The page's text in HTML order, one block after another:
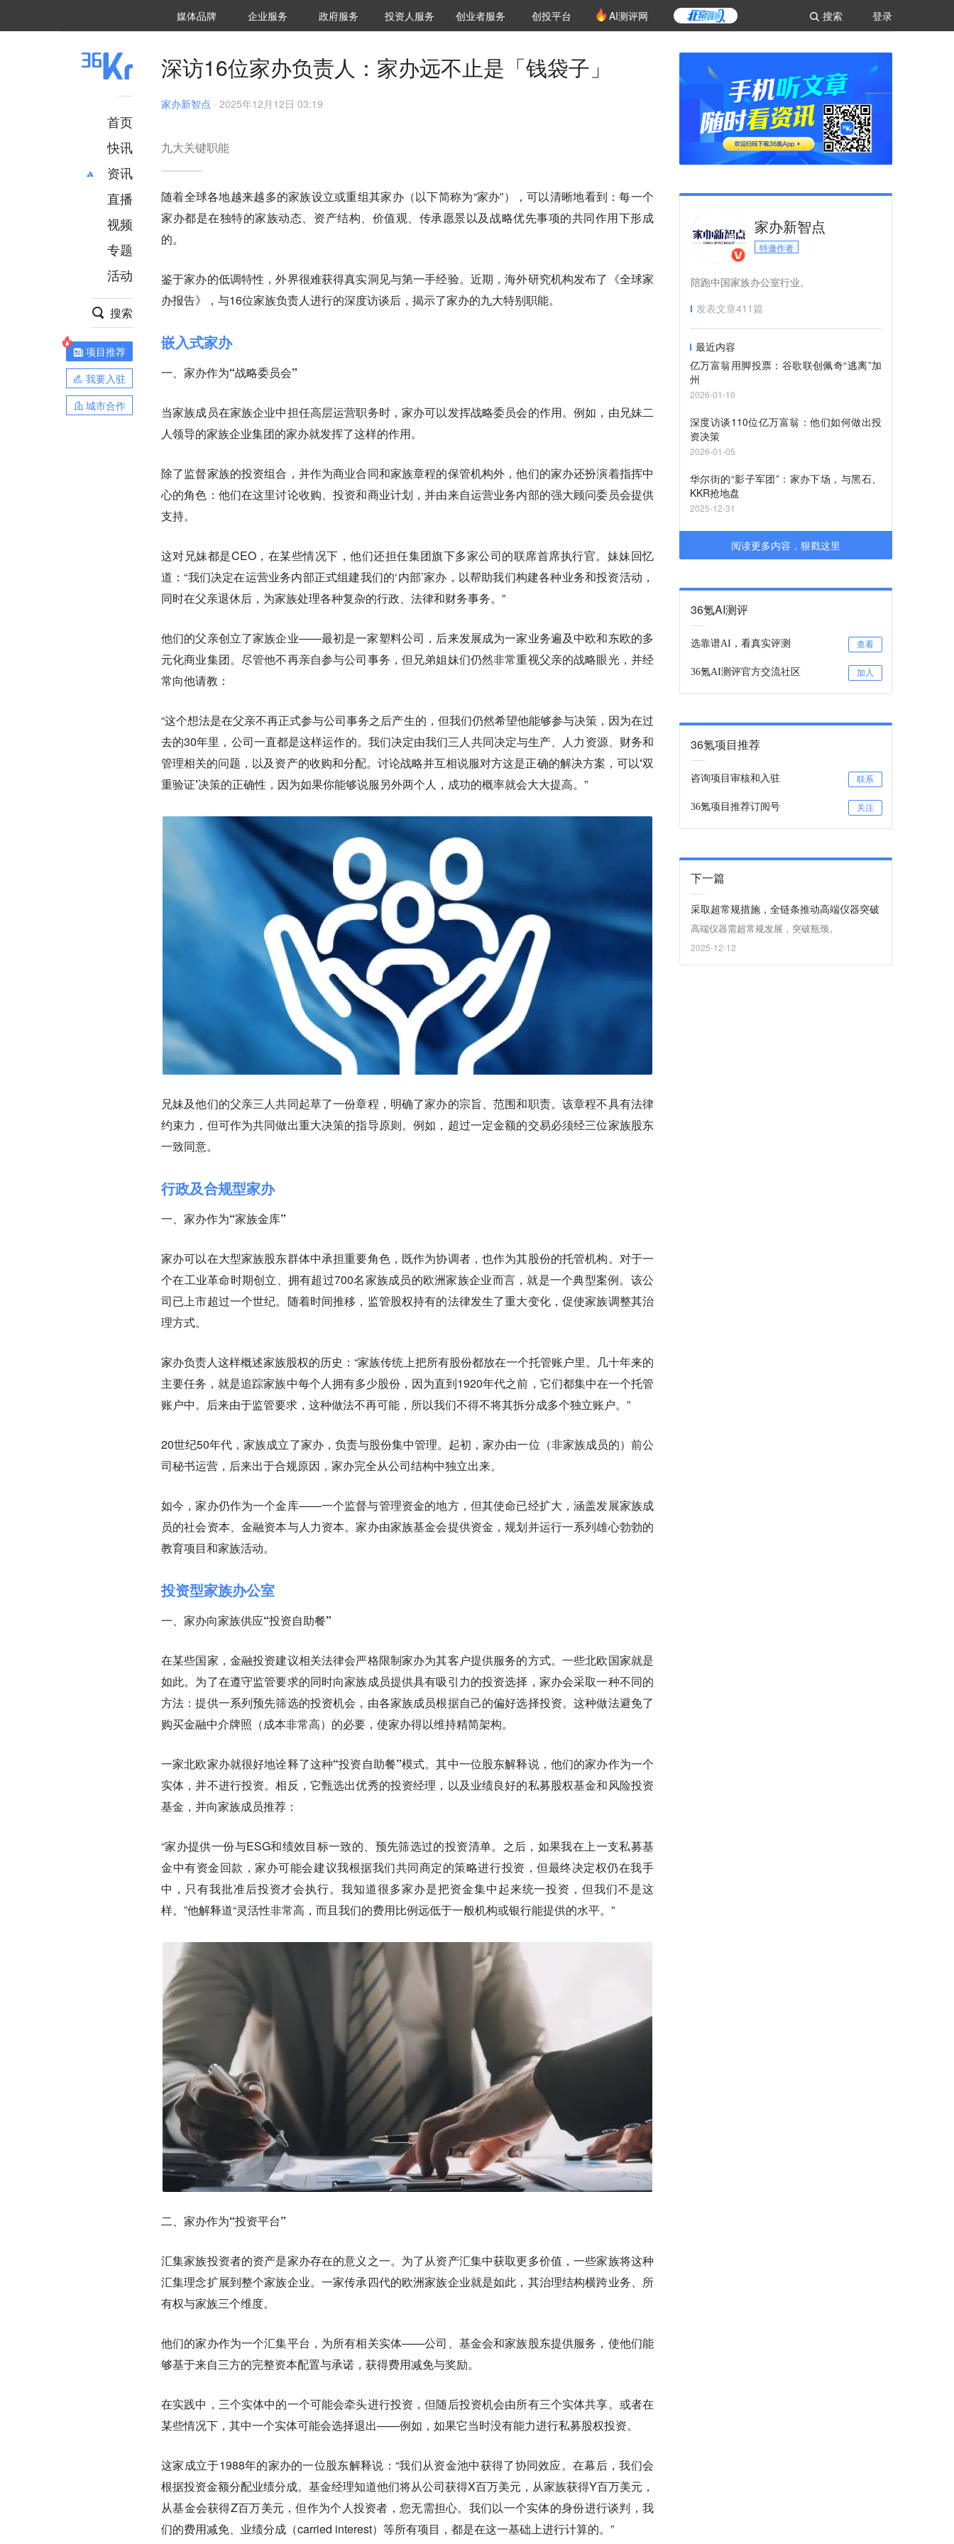
登录
搜索
媒体品牌 36Kr研究院
企业服务 城市之窗
政府服务 VClub投资机构库
投资机构职位推介
投资人服务 创投氪堂
创业者服务 创投平台 AI测评网
首页
快讯
资讯
推荐
财经
项目推荐
安徽
直播
视频
专题
活动
搜索
项目推荐
我要入驻
城市合作
深访16位家办负责人：家办远不止是「钱袋子」
家办新智点 · 2025年12月12日 03:19
九大关键职能
随着全球各地越来越多的家族设立或重组其家办（以下简称为“家办”），可以清晰地看到：每一个
家办都是在独特的家族动态、资产结构、价值观、传承愿景以及战略优先事项的共同作用下形成
的。
鉴于家办的低调特性，外界很难获得真实洞见与第一手经验。近期，海外研究机构发布了《全球家
办报告》，与16位家族负责人进行的深度访谈后，揭示了家办的九大特别职能。
嵌入式家办
一、家办作为“战略委员会”
当家族成员在家族企业中担任高层运营职务时，家办可以发挥战略委员会的作用。例如，由兄妹二
人领导的家族企业集团的家办就发挥了这样的作用。
除了监督家族的投资组合，并作为商业合同和家族章程的保管机构外，他们的家办还扮演着指挥中
心的角色：他们在这里讨论收购、投资和商业计划，并由来自运营业务内部的强大顾问委员会提供
支持。
这对兄妹都是CEO，在某些情况下，他们还担任集团旗下多家公司的联席首席执行官。妹妹回忆
道：“我们决定在运营业务内部正式组建我们的‘内部’家办，以帮助我们构建各种业务和投资活动，
同时在父亲退休后，为家族处理各种复杂的行政、法律和财务事务。”
他们的父亲创立了家族企业——最初是一家塑料公司，后来发展成为一家业务遍及中欧和东欧的多
元化商业集团。尽管他不再亲自参与公司事务，但兄弟姐妹们仍然非常重视父亲的战略眼光，并经
常向他请教：
“这个想法是在父亲不再正式参与公司事务之后产生的，但我们仍然希望他能够参与决策，因为在过
去的30年里，公司一直都是这样运作的。 我们决定由我们三人共同决定与生产、人力资源、财务和
管理相关的问题，以及资产的收购和分配。讨论战略并互相说服对方这是正确的解决方案，可以‘双
重验证’决策的正确性，因为如果你能够说服另外两个人，成功的概率就会大大提高。 ”
兄妹及他们的父亲三人共同起草了一份章程，明确了家办的宗旨、范围和职责。该章程不具有法律
约束力，但可作为共同做出重大决策的指导原则。例如，超过一定金额的交易必须经三位家族股东
一致同意。
行政及合规型家办
一、家办作为“家族金库”
家办可以在大型家族股东群体中承担重要角色，既作为协调者，也作为其股份的托管机构。 对于一
个在工业革命时期创立、拥有超过700名家族成员的欧洲家族企业而言，就是一个典型案例。该公
司已上市超过一个世纪。随着时间推移，监管股权持有的法律发生了重大变化，促使家族调整其治
理方式。
家办负责人这样概述家族股权的历史：“家族传统上把所有股份都放在一个托管账户里。几十年来的
主要任务，就是追踪家族中每个人拥有多少股份，因为直到1920年代之前，它们都集中在一个托管
账户中。后来由于监管要求，这种做法不再可能，所以我们不得不将其拆分成多个独立账户。”
20世纪50年代，家族成立了家办，负责与股份集中管理。起初，家办由一位（非家族成员的）前公
司秘书运营，后来出于合规原因，家办完全从公司结构中独立出来。
如今，家办仍作为一个金库——一个监督与管理资金的地方，但其使命已经扩大，涵盖发展家族成
员的社会资本、金融资本与人力资本。家办由家族基金会提供资金，规划并运行一系列雄心勃勃的
教育项目和家族活动。
投资型家族办公室
一、家办向家族供应“投资自助餐”
在某些国家，金融投资建议相关法律会严格限制家办为其客户提供服务的方式。一些北欧国家就是
如此。为了在遵守监管要求的同时向家族成员提供具有吸引力的投资选择，家办会采取一种不同的
方法：提供一系列预先筛选的投资机会，由各家族成员根据自己的偏好选择投资。这种做法避免了
购买金融中介牌照（成本非常高）的必要，使家办得以维持精简架构。
一家北欧家办就很好地诠释了这种“投资自助餐”模式。其中一位股东解释说，他们的家办作为一个
实体，并不进行投资。相反，它甄选出优秀的投资经理，以及业绩良好的私募股权基金和风险投资
基金，并向家族成员推荐 ：
“家办提供一份与ESG和绩效目标一致的、预先筛选过的投资清单。之后，如果我在上一支私募基
金中有资金回款，家办可能会建议我根据我们共同商定的策略进行投资，但最终决定权仍在我手
中，只有我批准后投资才会执行。我知道很多家办是把资金集中起来统一投资，但我们不是这
样。”他解释道“灵活性非常高，而且我们的费用比例远低于一般机构或银行能提供的水平。”
二、家办作为“投资平台”
汇集家族投资者的资产是家办存在的意义之一。为了从资产汇集中获取更多价值，一些家族将这种
汇集理念扩展到整个家族企业。一家传承四代的欧洲家族企业就是如此，其治理结构横跨业务、所
有权与家族三个维度。
他们的家办作为一个汇集平台，为所有相关实体——公司、基金会和家族股东提供服务，使他们能
够基于来自三方的完整资本配置与承诺，获得费用减免与奖励。
在实践中，三个实体中的一个可能会牵头进行投资，但随后投资机会由所有三个实体共享。或者在
某些情况下，其中一个实体可能会选择退出——例如，如果它当时没有能力进行私募股权投资。
这家成立于1988年的家办的一位股东解释说：“我们从资金池中获得了协同效应。在幕后，我们会
根据投资金额分配业绩分成。基金经理知道他们将从公司获得X百万美元，从家族获得Y百万美元，
从基金会获得Z百万美元，但作为个人投资者，您无需担心。我们以一个实体的身份进行谈判，我
们的费用减免、业绩分成（carried interest）等所有项目，都是在这一基础上进行计算的。”
家办新智点
特邀作者
陪跑中国家族办公室行业。
发表文章411篇
最近内容
亿万富翁用脚投票：谷歌联创佩奇“逃离”加
州
2026-01-10
深度访谈110位亿万富翁：他们如何做出投
资决策
2026-01-05
华尔街的“影子军团”：家办下场，与黑石、
KKR抢地盘
2025-12-31
阅读更多内容，狠戳这里
36氪AI测评
选靠谱AI，看真实评测 查看
36氪AI测评官方交流社区 加入
36氪项目推荐
咨询项目审核和入驻 联系
36氪项目推荐订阅号 关注
下一篇
采取超常规措施，全链条推动高端仪器突破
高端仪器需超常规发展，突破瓶颈。
2025-12-12